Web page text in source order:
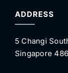
ADDRESS
5 Changi
Singapore